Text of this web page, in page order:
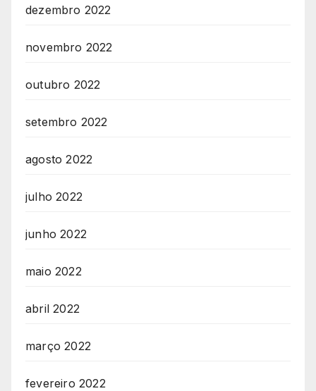
dezembro 2022
novembro 2022
outubro 2022
setembro 2022
agosto 2022
julho 2022
junho 2022
maio 2022
abril 2022
março 2022
fevereiro 2022